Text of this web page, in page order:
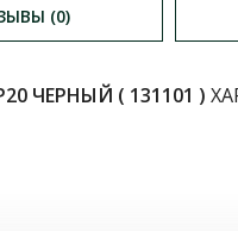
(0)
ЧЕРНЫЙ ( 131101 )